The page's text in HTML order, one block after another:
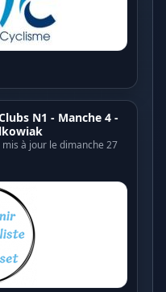
N1 - Manche 4 -
à jour le dimanche 27